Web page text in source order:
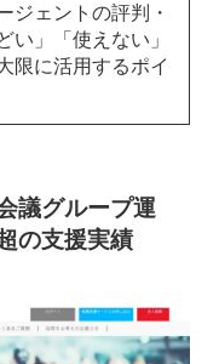
ジェントの評判・
い」「使えない」
限に活用するポイ
議グループ運
の支援実績